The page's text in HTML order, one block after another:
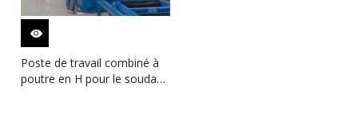
Poste de travail combiné à
poutre en H pour le soudage